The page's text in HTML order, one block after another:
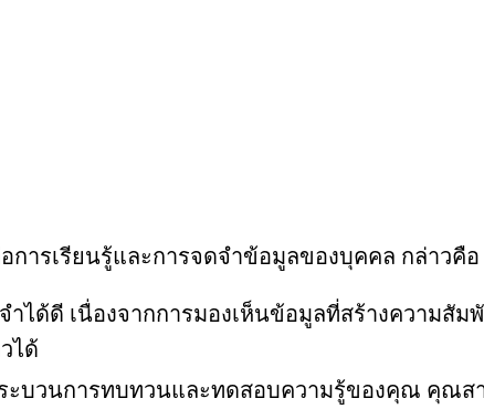
ารเรียนรู้และการจดจำข้อมูลของบุคคล กล่าวคือ
ได้ดี เนื่องจากการมองเห็นข้อมูลที่สร้างความสัม
ได้
ะบวนการทบทวนและทดสอบความรู้ของคุณ คุณส